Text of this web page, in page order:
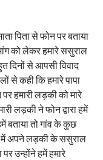
पिता से फोन पर बताया
को लेकर हमारे ससुराल
दिनों से आपसी विवाद
से कही कि हमारे पापा
हमारी लड़की को मारे
लड़की ने फोन द्वारा हमें
बताया तो गांव के कुछ
में अपने लड़की के ससुराल
उन्होंने हमें हमारे